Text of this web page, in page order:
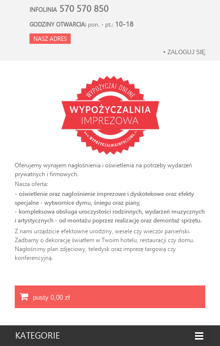
INFOLINIA 570 570 850
GODZINY OTWARCIA: pon. - pt.: 10-18
NASZ ADRES
ZALOGUJ SIĘ
Oferujemy wynajem nagłośnienia i oświetlenia na potrzeby wydarzeń
prywatnych i firmowych.
Nasza oferta:
- oświetlenie oraz nagłośnienie imprezowe i dyskotekowe oraz efekty
specjalne - wytwornice dymu, śniegu oraz piany,
- kompleksowa obsługa uroczystości rodzinnych, wydarzeń muzycznych
i artystycznych - od montażu poprzez realizację oraz demontaż sprzętu.
Z nami urządzicie efektowne urodziny, wesele czy wieczór panieński.
Zadbamy o dekorację światłem w Twoim hotelu, restauracji czy domu.
Nagłośnimy plan zdjęciowy, teledysk oraz imprezę targową czy
konferencyjną.
pusty 0,00 zł
KATEGORIE